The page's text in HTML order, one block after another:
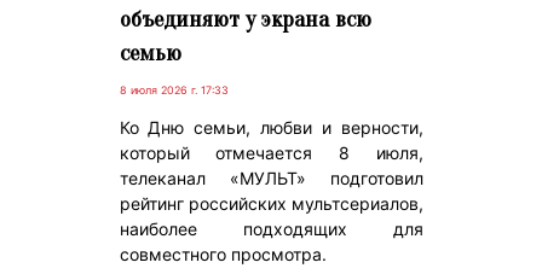
объединяют у экрана всю
семью
8 июля 2026 г. 17:33
Ко Дню семьи, любви и верности,
который отмечается 8 июля,
телеканал «МУЛЬТ» подготовил
рейтинг российских мультсериалов,
наиболее подходящих для
совместного просмотра.